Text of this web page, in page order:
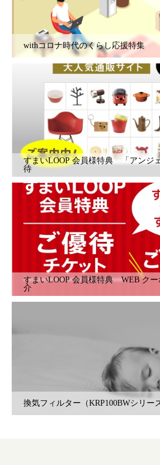
withコロナ時代のくらし応援特集
すまいLOOP 会員様特典 「アンジ
待
すまいLOOP 会員様特典 WEB クー
介
換気フィルター（KRP100BWシリー